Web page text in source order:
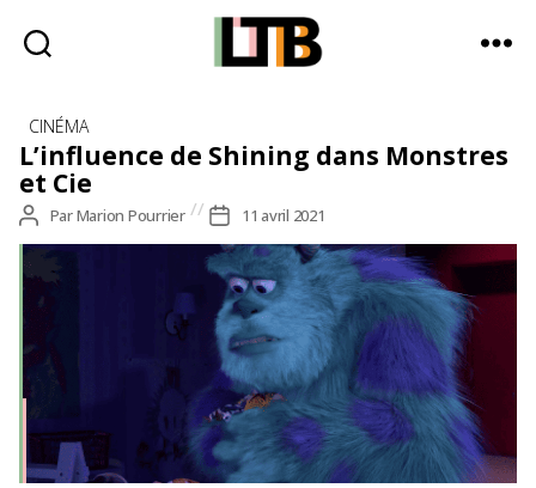
Bag
-
d'information
quotidienne
Catégories
CINÉMA
L’influence de Shining dans Monstres
et Cie
Auteur
de
l’article
ParMarion Pourrier
Date
de
l’article
11 avril 2021